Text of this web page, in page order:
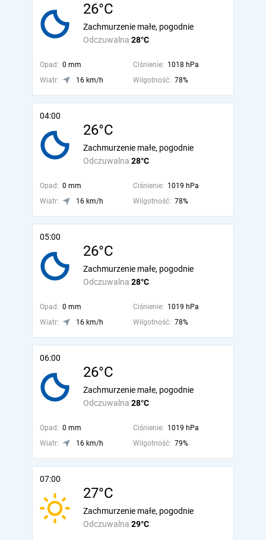
26°C
Odczuwalna 28°C
Zachmurzenie małe, pogodnie
Opad: 0 mm Ciśnienie: 1018 hPa
Wiatr:
16 km/h Wilgotność: 78%
04:00
26°C
Odczuwalna 28°C
Zachmurzenie małe, pogodnie
Opad: 0 mm Ciśnienie: 1019 hPa
Wiatr:
16 km/h Wilgotność: 78%
05:00
26°C
Odczuwalna 28°C
Zachmurzenie małe, pogodnie
Opad: 0 mm Ciśnienie: 1019 hPa
Wiatr:
16 km/h Wilgotność: 78%
06:00
26°C
Odczuwalna 28°C
Zachmurzenie małe, pogodnie
Opad: 0 mm Ciśnienie: 1019 hPa
Wiatr:
16 km/h Wilgotność: 79%
07:00
27°C
Odczuwalna 29°C
Zachmurzenie małe, pogodnie